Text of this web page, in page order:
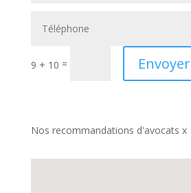
9 + 10 = Envoyer
Nos recommandations d'avocats x